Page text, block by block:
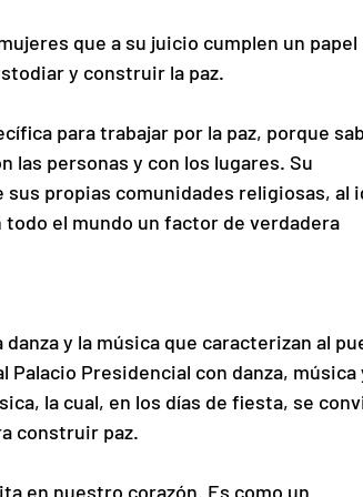
que a su juicio cumplen un papel
y construir la paz.
para trabajar por la paz, porque
las personas y con los lugares. Su
propias comunidades religiosas, al
el mundo un factor de verdadera
y la música que caracterizan al
Presidencial con danza, música
la cual, en los días de fiesta, se
construir paz.
en nuestro corazón. Es como un